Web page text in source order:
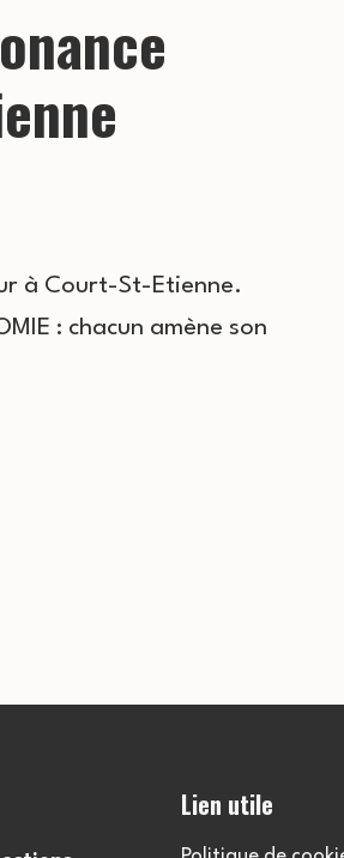
à Court-St-Etienne.
: chacun amène son
Lien utile